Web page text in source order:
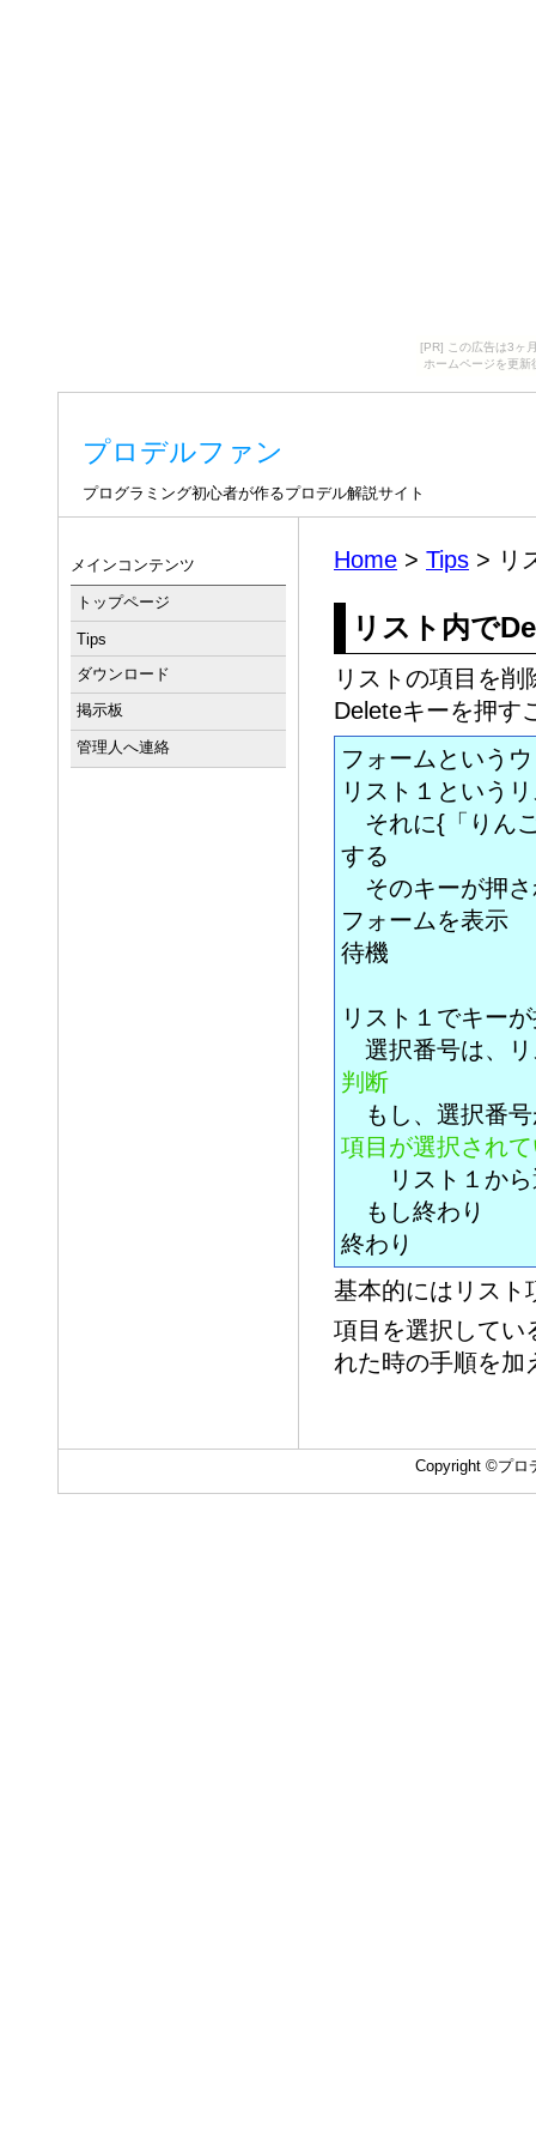
[PR] この広告は3ヶ
ホームページを更
プロデルファン
プログラミング初心者が作るプロデル解説サイト
Home > Tips > リ
リスト内で
リストの項目を
Deleteキーを押す
フォームという
リスト１という
それに{「りん
する
そのキーが押さ
フォームを表示
待機
リスト１でキー
選択番号は、リ
判断
もし、選択番号
項目が選択され
リスト１から
もし終わり
終わり
基本的にはリスト
項目を選択してい
れた時の手順を加
メインコンテンツ
トップページ
Tips
ダウンロード
掲示板
管理人へ連絡
Copyright ©プロ